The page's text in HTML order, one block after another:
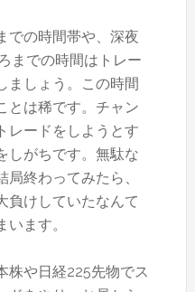
での時間帯や、深夜
までの時間はトレー
ましょう。この時間
とは稀です。チャン
レードをしようとす
しがちです。無駄な
終わってみたら、
負けしていたなんて
ます。
株や日経225先物でス